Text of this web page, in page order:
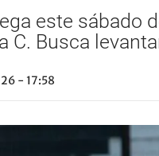
este sábado
C. Busca
- 17:58